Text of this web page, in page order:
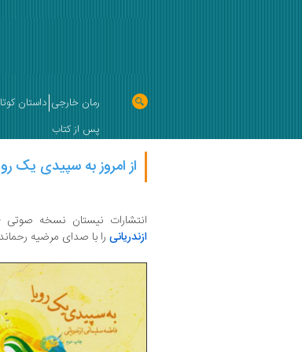
رمان خارجی داستان
پس از کتاب
از امروز به سپیدی یک
انتشارات نیستان نسخه صوتی
ازندریانی را با صدای مرضیه